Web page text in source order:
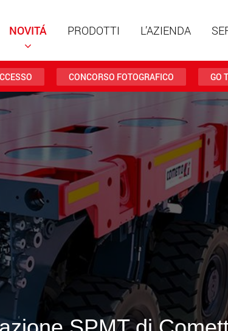
Rimorchi speciali con
struttura modulare
portate da 15 t a
Rimorchi speciali
da 20 t fino a 500 t
Veicoli elettrici per il
trasporto di carichi
negli Stati Uniti
NOVITÁ PRODOTTI L’AZIENDA
CONCORSO FOTOGRAFICO GO